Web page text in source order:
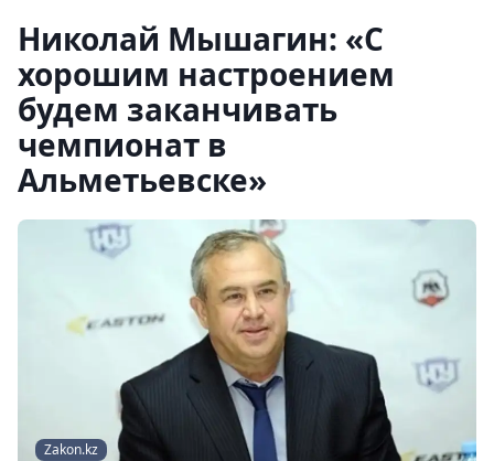
Николай Мышагин: «С
хорошим настроением
будем заканчивать
чемпионат в
Альметьевске»
Zakon.kz